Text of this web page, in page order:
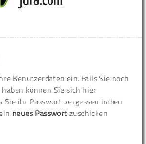
Benutzerdaten ein. Falls Sie noch
können Sie sich hier
Sie ihr Passwort vergessen haben
neues Passwort zuschicken